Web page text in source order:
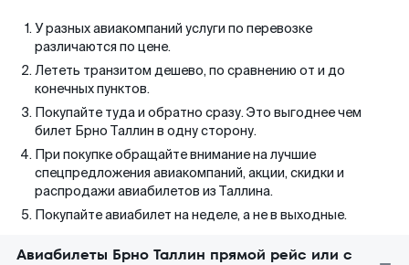
У разных авиакомпаний услуги по перевозке
различаются по цене.
Лететь транзитом дешево, по сравнению от и до
конечных пунктов.
Покупайте туда и обратно сразу. Это выгоднее чем
билет Брно Таллин в одну сторону.
При покупке обращайте внимание на лучшие
спецпредложения авиакомпаний, акции, скидки и
распродажи авиабилетов из Таллина.
Покупайте авиабилет на неделе, а не в выходные.
Авиабилеты Брно Таллин прямой рейс или с